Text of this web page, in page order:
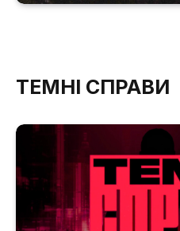
ТЕМНІ СПРАВИ